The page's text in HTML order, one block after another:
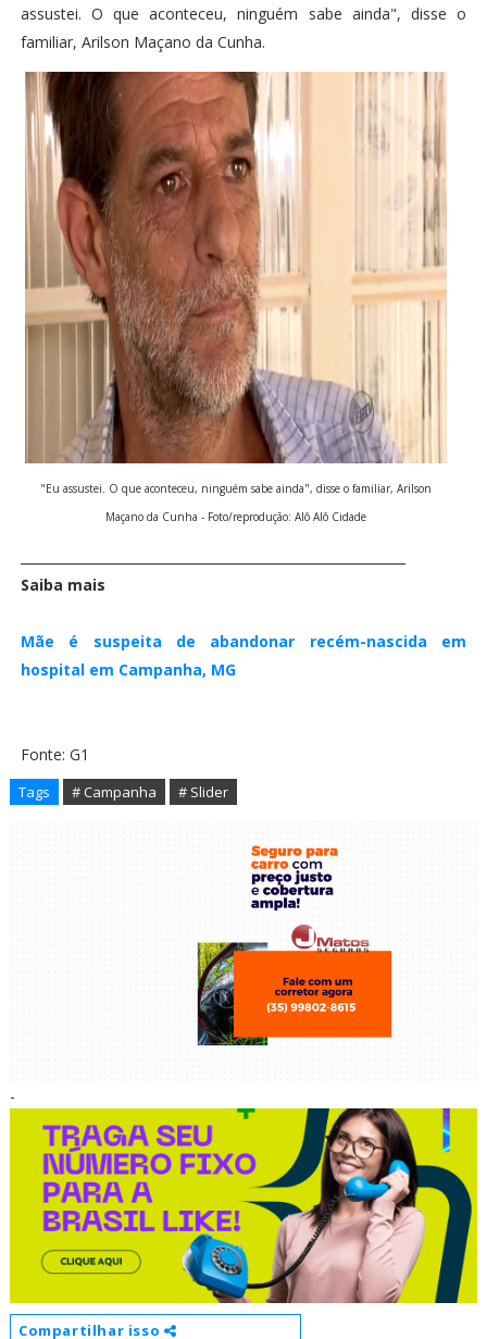
assustei. O que aconteceu, ninguém sabe ainda", disse o
familiar, Arilson Maçano da Cunha.
"Eu assustei. O que aconteceu, ninguém sabe ainda", disse o familiar, Arilson
Maçano da Cunha - Foto/reprodução: Alô Alô Cidade
Saiba mais
Mãe é suspeita de abandonar recém-nascida em
hospital em Campanha, MG
Fonte: G1
Tags # Campanha # Slider
-
Compartilhar isso